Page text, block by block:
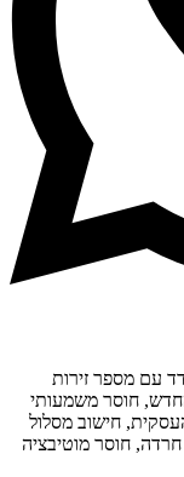
עם מספר זירות
חוסר משמעותי
חישוב מסלול
חוסר מוטיבציה